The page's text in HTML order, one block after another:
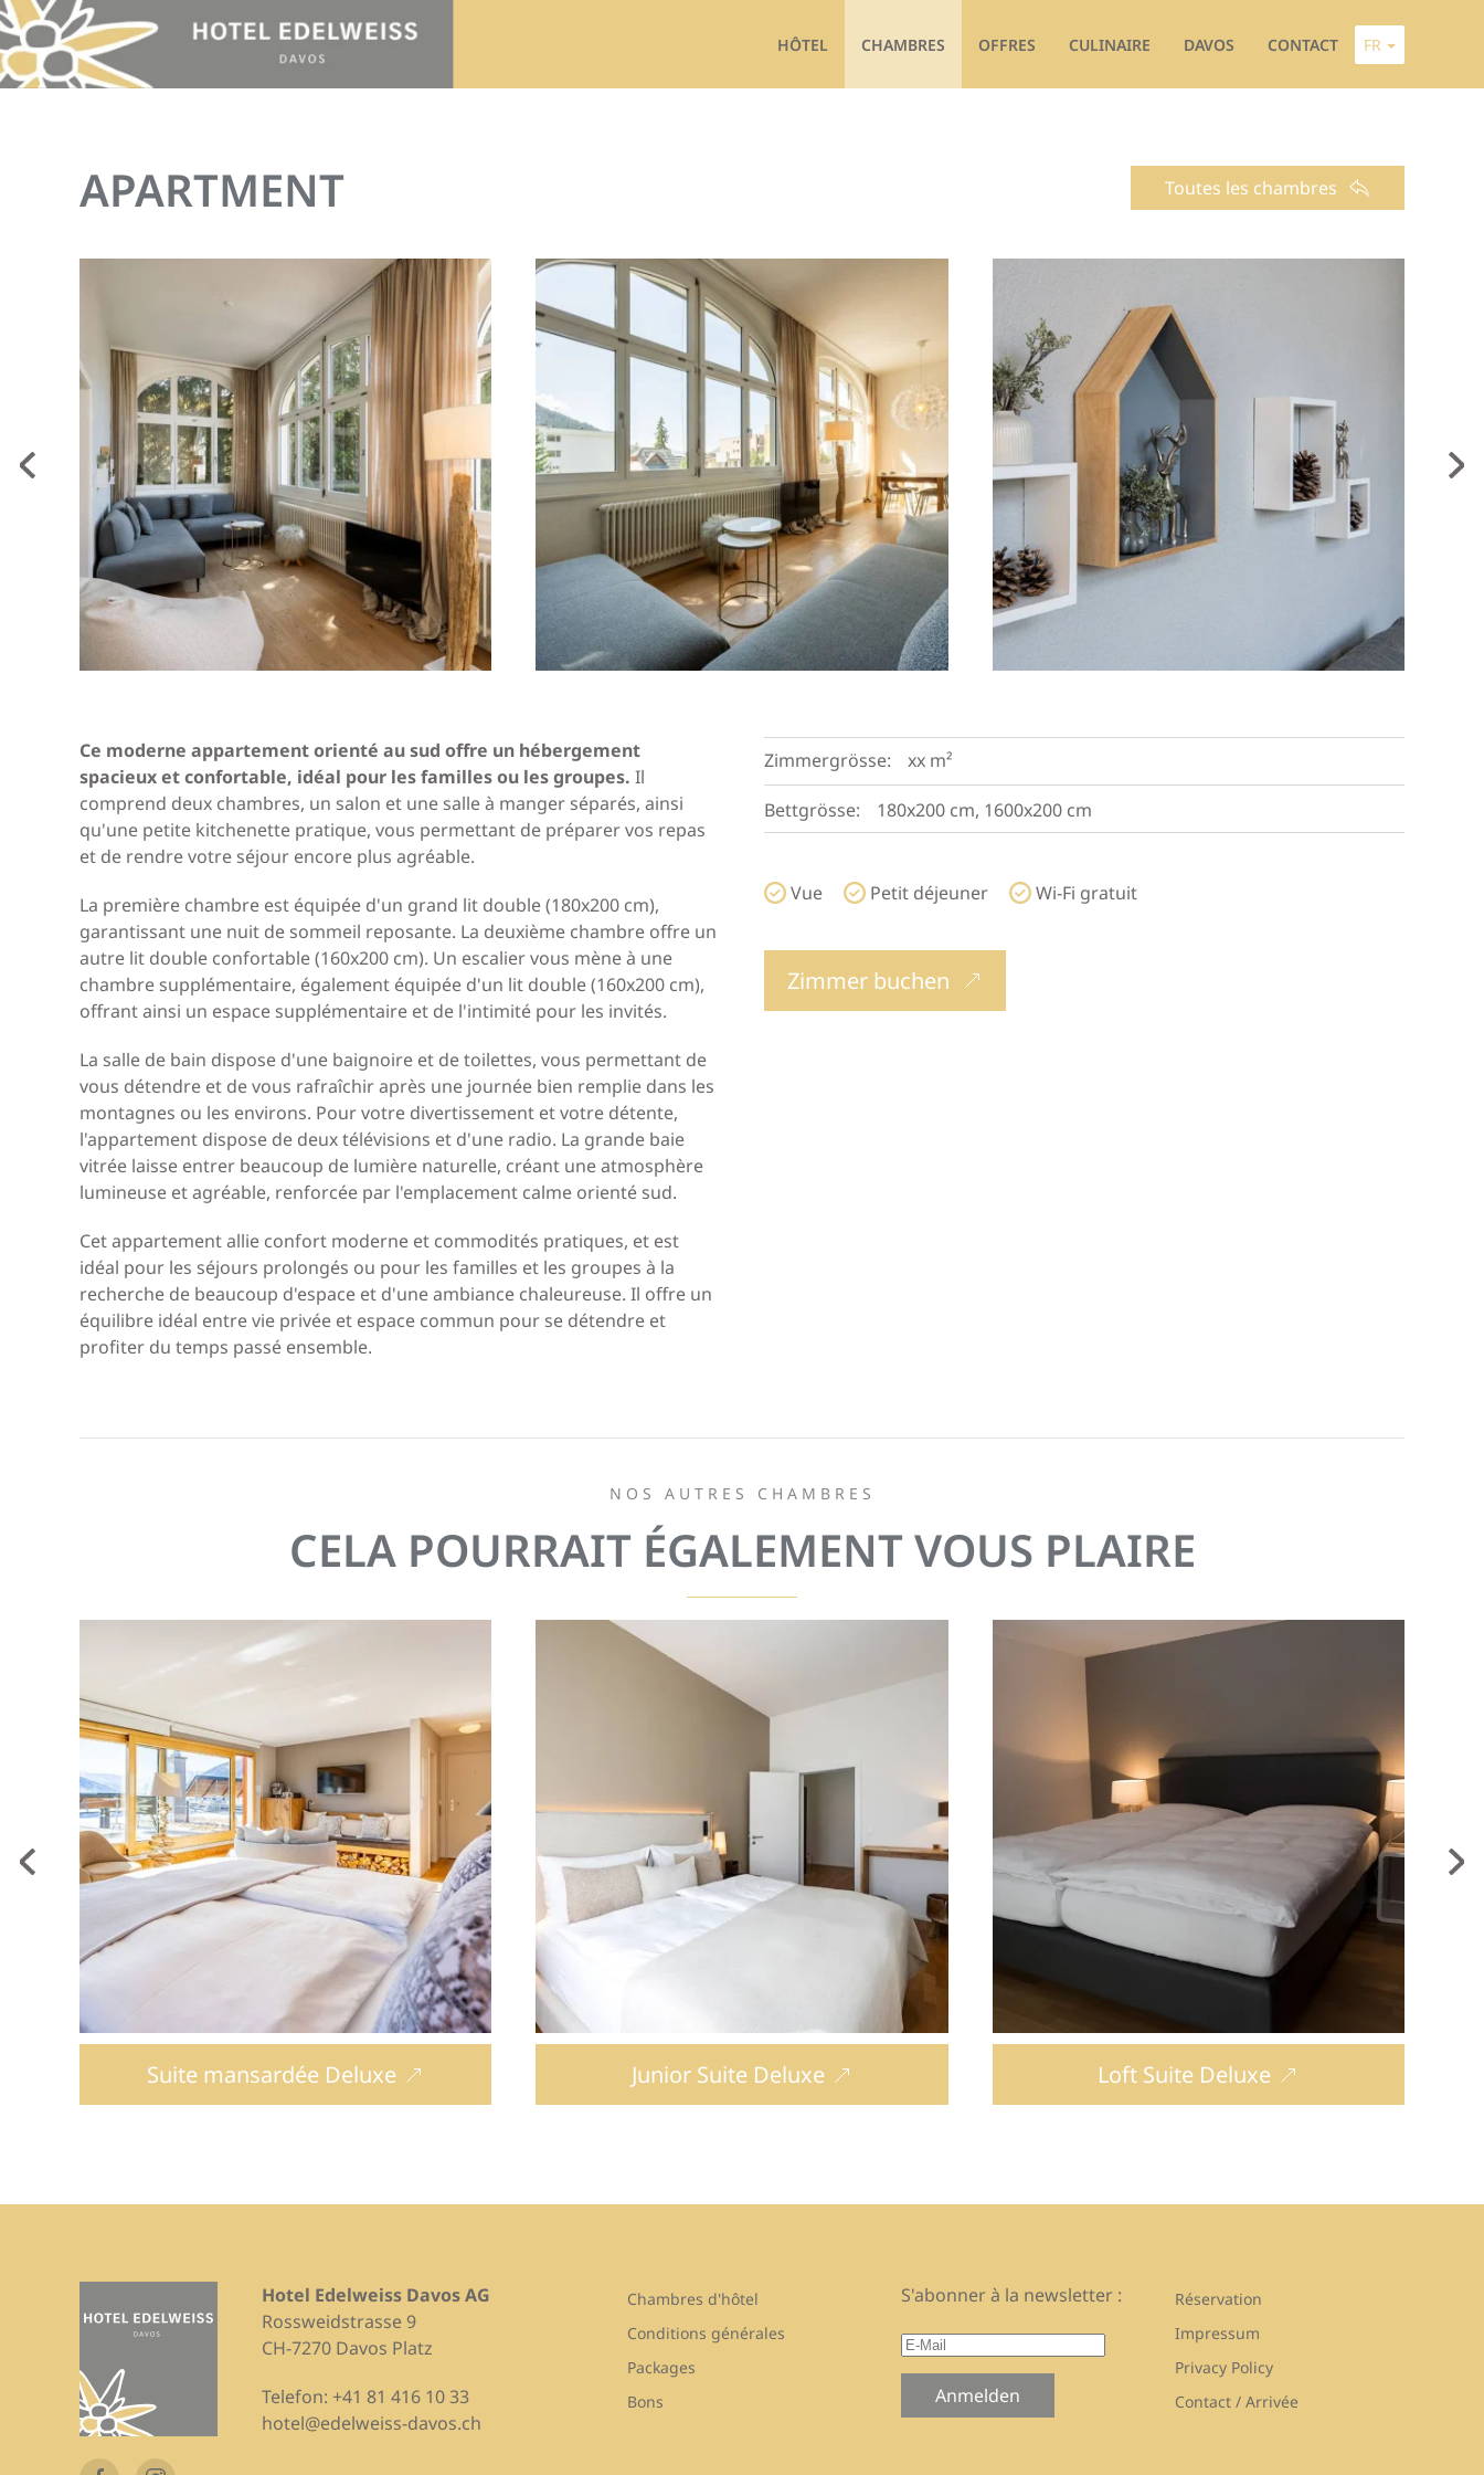
Accéder au contenu principal
HÔTEL CHAMBRES OFFRES CULINAIRE DAVOS CONTACT FR
APARTMENT Toutes les chambres
Ce moderne appartement orienté au sud offre un hébergement
spacieux et confortable, idéal pour les familles ou les groupes. Il
comprend deux chambres, un salon et une salle à manger séparés, ainsi
qu'une petite kitchenette pratique, vous permettant de préparer vos repas
et de rendre votre séjour encore plus agréable.
La première chambre est équipée d'un grand lit double (180x200 cm),
garantissant une nuit de sommeil reposante. La deuxième chambre offre un
autre lit double confortable (160x200 cm). Un escalier vous mène à une
chambre supplémentaire, également équipée d'un lit double (160x200 cm),
offrant ainsi un espace supplémentaire et de l'intimité pour les invités.
La salle de bain dispose d'une baignoire et de toilettes, vous permettant de
vous détendre et de vous rafraîchir après une journée bien remplie dans les
montagnes ou les environs. Pour votre divertissement et votre détente,
l'appartement dispose de deux télévisions et d'une radio. La grande baie
vitrée laisse entrer beaucoup de lumière naturelle, créant une atmosphère
lumineuse et agréable, renforcée par l'emplacement calme orienté sud.
Cet appartement allie confort moderne et commodités pratiques, et est
idéal pour les séjours prolongés ou pour les familles et les groupes à la
recherche de beaucoup d'espace et d'une ambiance chaleureuse. Il offre un
équilibre idéal entre vie privée et espace commun pour se détendre et
profiter du temps passé ensemble.
Zimmergrösse: xx m²
Bettgrösse: 180x200 cm, 1600x200 cm
Vue Petit déjeuner Wi-Fi gratuit
Zimmer buchen
NOS AUTRES CHAMBRES
CELA POURRAIT ÉGALEMENT VOUS PLAIRE
Suite mansardée Deluxe Junior Suite Deluxe Loft Suite Deluxe
Hotel Edelweiss Davos AG
Rossweidstrasse 9
CH-7270 Davos Platz
Telefon: +41 81 416 10 33
hotel@edelweiss-davos.ch
Chambres d'hôtel
Conditions générales
Packages
Bons
S'abonner à la newsletter :
Anmelden
Réservation
Impressum
Privacy Policy
Contact / Arrivée